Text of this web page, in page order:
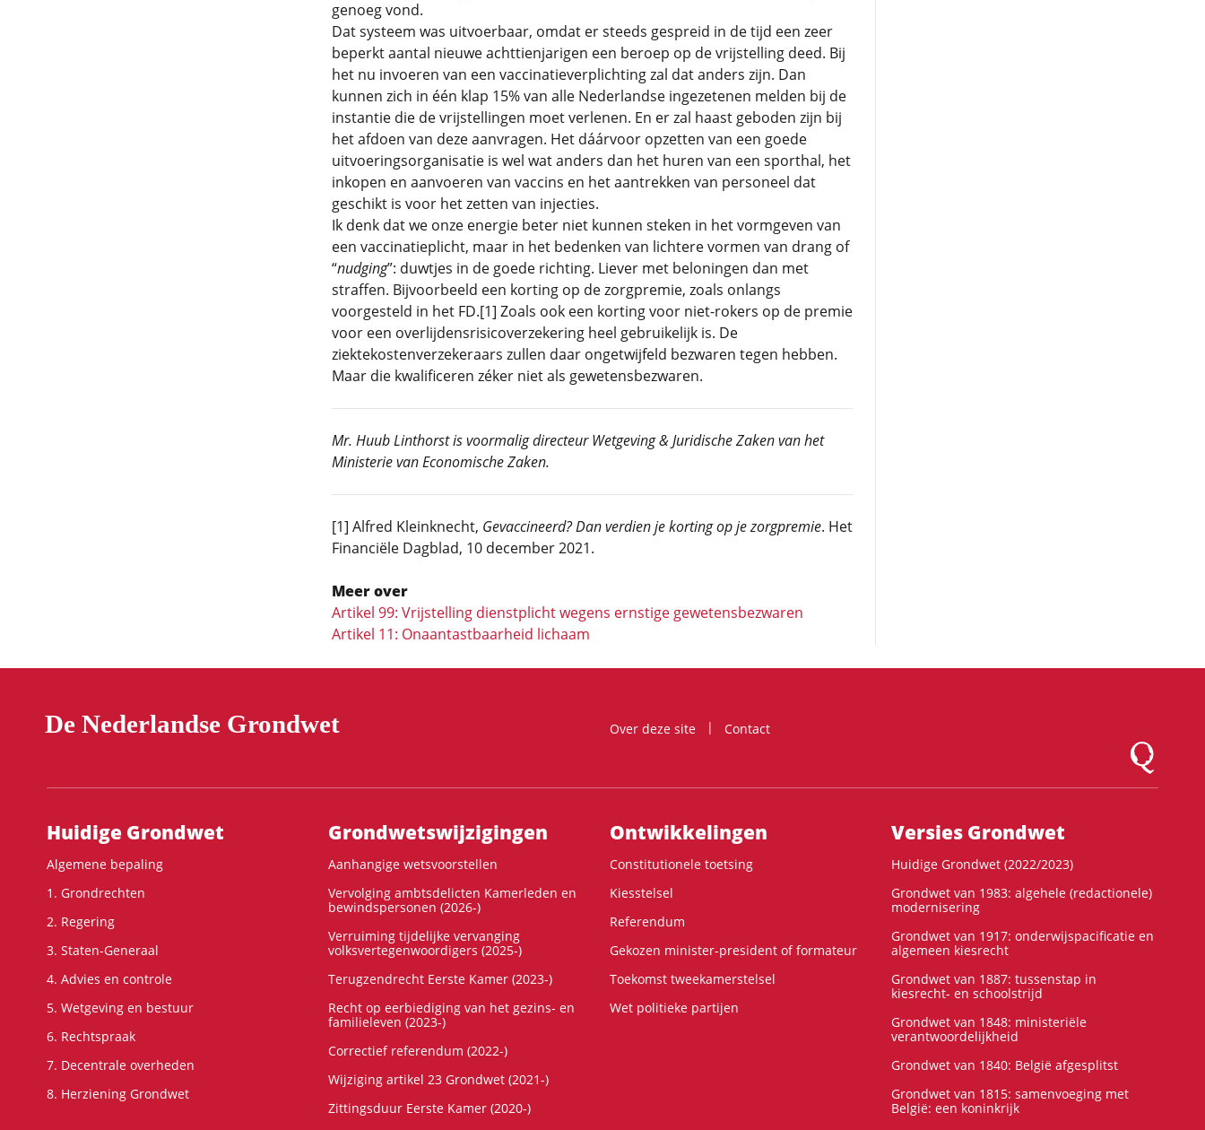
genoeg vond.
Dat systeem was uitvoerbaar, omdat er steeds gespreid in de tijd een zeer
beperkt aantal nieuwe achttienjarigen een beroep op de vrijstelling deed. Bij
het nu invoeren van een vaccinatieverplichting zal dat anders zijn. Dan
kunnen zich in één klap 15% van alle Nederlandse ingezetenen melden bij de
instantie die de vrijstellingen moet verlenen. En er zal haast geboden zijn bij
het afdoen van deze aanvragen. Het dáárvoor opzetten van een goede
uitvoeringsorganisatie is wel wat anders dan het huren van een sporthal, het
inkopen en aanvoeren van vaccins en het aantrekken van personeel dat
geschikt is voor het zetten van injecties.
Ik denk dat we onze energie beter niet kunnen steken in het vormgeven van
een vaccinatieplicht, maar in het bedenken van lichtere vormen van drang of
“nudging”: duwtjes in de goede richting. Liever met beloningen dan met
straffen. Bijvoorbeeld een korting op de zorgpremie, zoals onlangs
voorgesteld in het FD.[1] Zoals ook een korting voor niet-rokers op de premie
voor een overlijdensrisicoverzekering heel gebruikelijk is. De
ziektekostenverzekeraars zullen daar ongetwijfeld bezwaren tegen hebben.
Maar die kwalificeren zéker niet als gewetensbezwaren.
Mr. Huub Linthorst is voormalig directeur Wetgeving & Juridische Zaken van het
Ministerie van Economische Zaken.
[1] Alfred Kleinknecht, Gevaccineerd? Dan verdien je korting op je zorgpremie. Het
Financiële Dagblad, 10 december 2021.
Meer over
Artikel 99: Vrijstelling dienstplicht wegens ernstige gewetensbezwaren
Artikel 11: Onaantastbaar­heid lichaam
De Nederlandse Grondwet Over deze site
Contact
Logo
Hoofdnavigatie
Huidige Grondwet
Algemene bepaling
1. Grondrechten
2. Regering
3. Staten-Generaal
4. Advies en controle
5. Wetgeving en bestuur
6. Rechtspraak
7. Decentrale overheden
8. Herziening Grondwet
Grondwets­wijzigingen
Aanhangige wetsvoorstellen
Vervolging ambtsdelicten Kamerleden en
bewindspersonen (2026-)
Verruiming tijdelijke vervanging
volksvertegenwoordigers (2025-)
Terugzendrecht Eerste Kamer (2023-)
Recht op eerbiediging van het gezins- en
familieleven (2023-)
Correctief referendum (2022-)
Wijziging artikel 23 Grondwet (2021-)
Zittingsduur Eerste Kamer (2020-)
Ontwikke­lingen
Constitutionele toetsing
Kiesstelsel
Referendum
Gekozen minister-president of formateur
Toekomst tweekamerstelsel
Wet politieke partijen
Versies Grondwet
Huidige Grondwet (2022/2023)
Grondwet van 1983: algehele (redactionele)
modernisering
Grondwet van 1917: onderwijspacificatie en
algemeen kiesrecht
Grondwet van 1887: tussenstap in
kiesrecht- en schoolstrijd
Grondwet van 1848: ministeriële
verantwoordelijkheid
Grondwet van 1840: België afgesplitst
Grondwet van 1815: samenvoeging met
België: een koninkrijk